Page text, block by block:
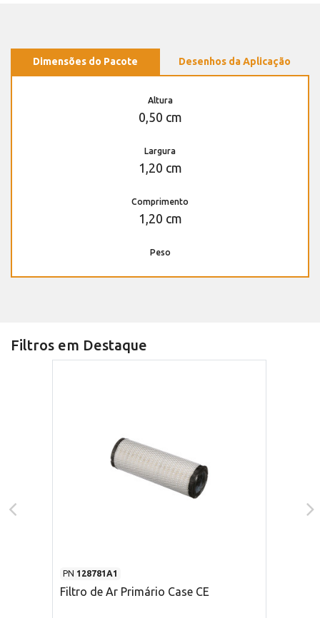
Dimensões do Pacote Desenhos da Aplicação
Altura
0,50 cm
Largura
1,20 cm
Comprimento
1,20 cm
Peso
Filtros em Destaque
PN 128781A1
Filtro de Ar Primário Case CE